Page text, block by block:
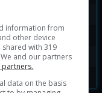
,PC
|VR
information from
other device
with 319
and our partners
partners.
data on the basis